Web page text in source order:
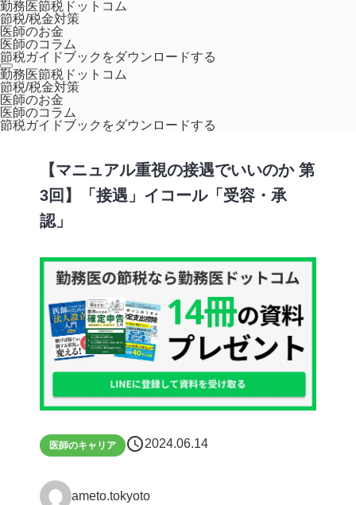
勤務医節税ドットコム
節税/税金対策
医師のお金
医師のコラム
節税ガイドブックをダウンロードする
勤務医節税ドットコム
節税/税金対策
医師のお金
医師のコラム
節税ガイドブックをダウンロードする
ホーム 医師のキャリア
「接遇」イコール「受容・承認」
マネジメント
【マニュアル重視の接遇でいいのか 第
3回】「接遇」イコール「受容・承
認」
医師のキャリア schedule2024.06.14
ameto.tokyoto